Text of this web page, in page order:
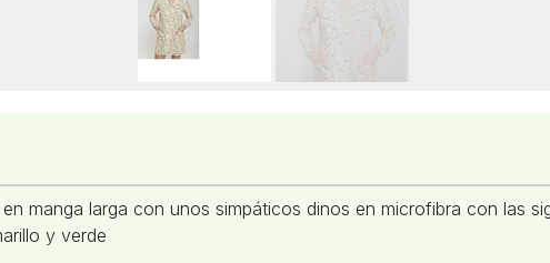
manga larga con unos simpáticos dinos en microfibra con las
y verde